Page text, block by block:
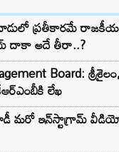
ప్రతీకారమే
దాకా అదే తీరా..?
Board:
లేఖ
మరో ఇన్‌స్టాగ్రామ్